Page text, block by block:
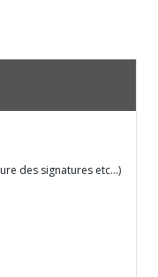
des signatures etc…)